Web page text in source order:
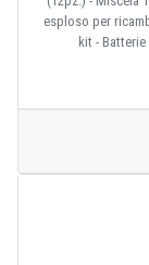
esploso per
kit -